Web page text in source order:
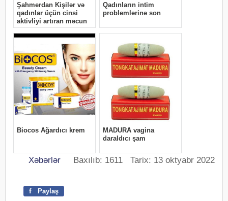
Xəbərlər Baxılıb: 1611 Tarix: 13 oktyabr 2022
f Paylaş